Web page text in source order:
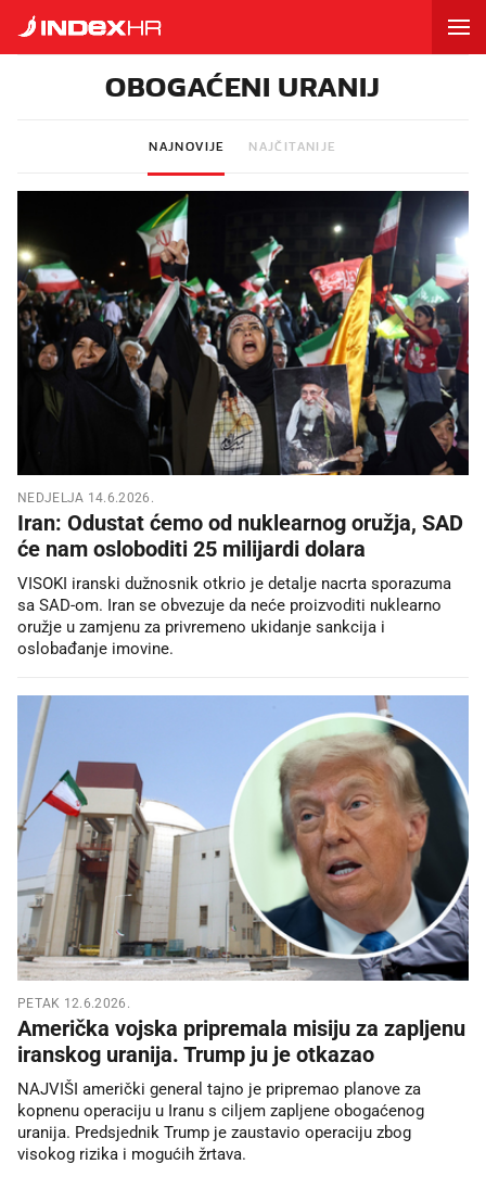
OBOGAĆENI URANIJ
NAJNOVIJE NAJČITANIJE
NEDJELJA 14.6.2026.
Iran: Odustat ćemo od nuklearnog oružja, SAD
će nam osloboditi 25 milijardi dolara
VISOKI iranski dužnosnik otkrio je detalje nacrta sporazuma
sa SAD-om. Iran se obvezuje da neće proizvoditi nuklearno
oružje u zamjenu za privremeno ukidanje sankcija i
oslobađanje imovine.
PETAK 12.6.2026.
Američka vojska pripremala misiju za zapljenu
iranskog uranija. Trump ju je otkazao
NAJVIŠI američki general tajno je pripremao planove za
kopnenu operaciju u Iranu s ciljem zapljene obogaćenog
uranija. Predsjednik Trump je zaustavio operaciju zbog
visokog rizika i mogućih žrtava.